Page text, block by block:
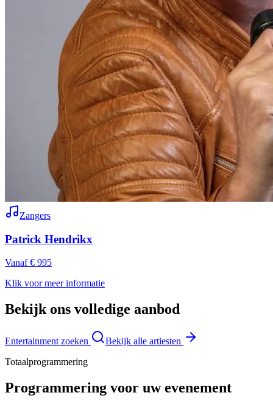
Zangers
Patrick Hendrikx
Vanaf € 995
Klik voor meer informatie
Bekijk ons volledige aanbod
Entertainment zoeken
Bekijk alle artiesten
Totaalprogrammering
Programmering voor uw evenement